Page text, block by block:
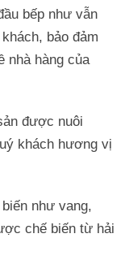
bếp như vẫn
bảo đảm
nhà hàng của
được nuôi
khách hương vị
như vang,
chế biến từ hải